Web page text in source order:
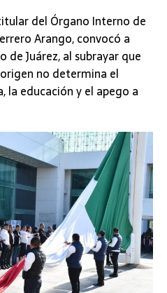
del Órgano Interno de
Arango, convocó a
Juárez, al subrayar que
no determina el
la educación y el apego a